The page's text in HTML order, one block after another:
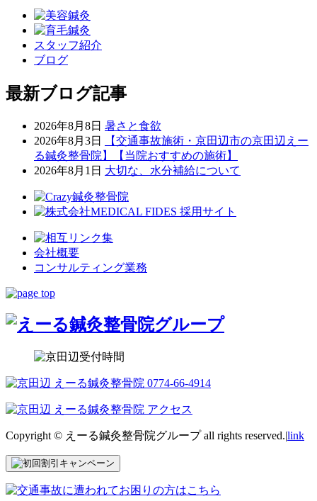
スタッフ紹介
ブログ
最新ブログ記事
2026年8月8日 暑さと食欲
2026年8月3日
【交通事故施術・京田辺市の京田辺えー
る鍼灸整骨院】【当院おすすめの施術】
2026年8月1日 大切な、水分補給について
会社概要
コンサルティング業務
Copyright © えーる鍼灸整骨院グループ all rights reserved.|link